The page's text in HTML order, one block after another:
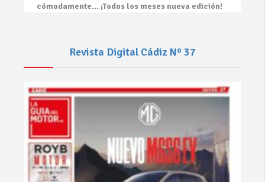
cómodamente… ¡Todos los meses nueva edición!
Revista Digital Cádiz Nº 37